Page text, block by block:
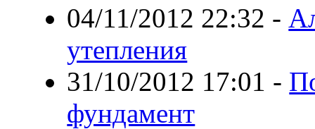
04/11/2012 22:32 -
утепления
31/10/2012 17:01 -
фундамент